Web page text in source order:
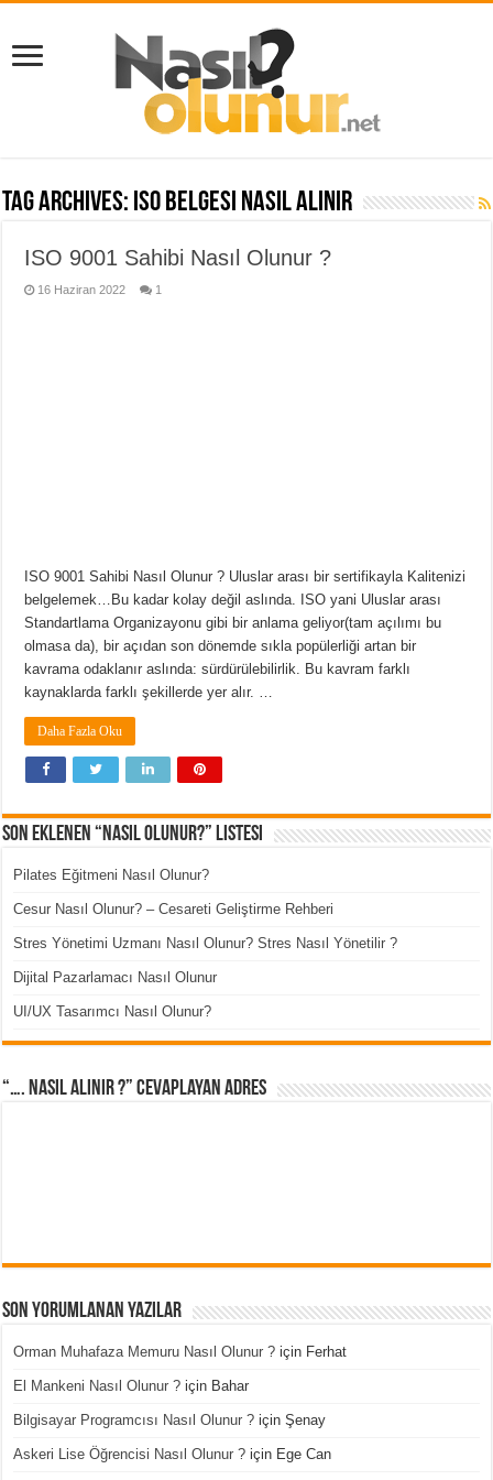
Tag Archives: iso belgesi nasıl alınır
ISO 9001 Sahibi Nasıl Olunur ?
16 Haziran 2022 1
ISO 9001 Sahibi Nasıl Olunur ? Uluslar arası bir sertifikayla Kalitenizi
belgelemek…Bu kadar kolay değil aslında. ISO yani Uluslar arası
Standartlama Organizayonu gibi bir anlama geliyor(tam açılımı bu
olmasa da), bir açıdan son dönemde sıkla popülerliği artan bir
kavrama odaklanır aslında: sürdürülebilirlik. Bu kavram farklı
kaynaklarda farklı şekillerde yer alır. …
Daha Fazla Oku
Son Eklenen “Nasıl Olunur?” Listesi
Pilates Eğitmeni Nasıl Olunur?
Cesur Nasıl Olunur? – Cesareti Geliştirme Rehberi
Stres Yönetimi Uzmanı Nasıl Olunur? Stres Nasıl Yönetilir ?
Dijital Pazarlamacı Nasıl Olunur
UI/UX Tasarımcı Nasıl Olunur?
“…. Nasıl Alınır ?” cevaplayan adres
Son Yorumlanan Yazılar
Orman Muhafaza Memuru Nasıl Olunur ? için Ferhat
El Mankeni Nasıl Olunur ? için Bahar
Bilgisayar Programcısı Nasıl Olunur ? içinŞenay
Askeri Lise Öğrencisi Nasıl Olunur ? için Ege Can